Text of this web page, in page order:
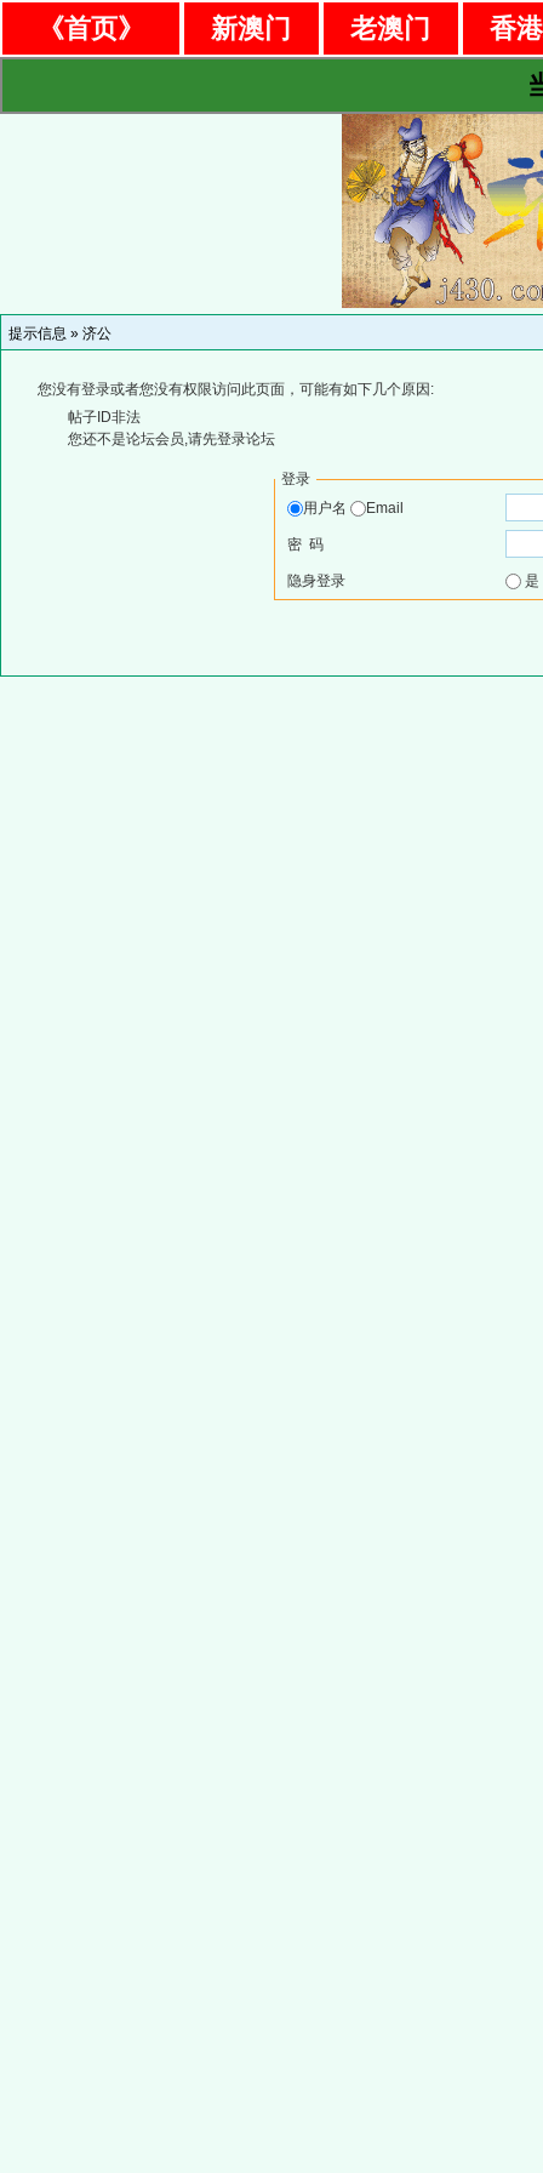
《首页》 新澳门 老澳门
香
提示信息 » 济公
您没有登录或者您没有权限访问此页面，可能有如下几个原因:
帖子ID非法
您还不是论坛会员,请先登录论坛
登录
用户名
Email
密 码
隐身登录